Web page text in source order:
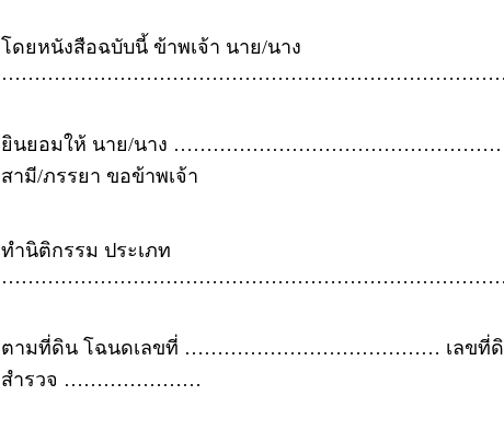
โดยหนังสือฉบับนี้ ข้าพเจ้า นาย/นาง
ยินยอมให้ นาย/นาง
สามี/ภรรยา ขอข้าพเจ้า
ทำนิติกรรม ประเภท
ตามที่ดิน โฉนดเลขที่ ………………………………… เล
สำรวจ …………………